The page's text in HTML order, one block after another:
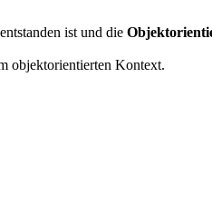
ist und die
objektorientierten Kontext.